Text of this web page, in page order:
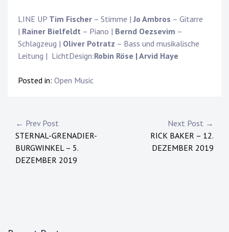
LINE UP Tim Fischer – Stimme | Jo Ambros – Gitarre
| Rainer Bielfeldt – Piano | Bernd Oezsevim –
Schlagzeug | Oliver Potratz – Bass und musikalische
Leitung | LichtDesign:Robin Röse | Arvid Haye
Posted in: Open Music
Post
navigation
← Prev Post
STERNAL-GRENADIER-
BURGWINKEL – 5.
DEZEMBER 2019
Next Post →
RICK BAKER – 12.
DEZEMBER 2019